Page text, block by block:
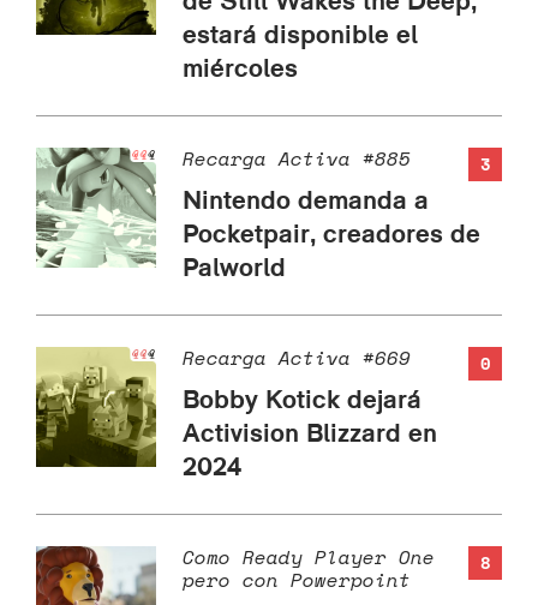
estará disponible el
miércoles
3
Recarga Activa #885
Nintendo demanda a
Pocketpair, creadores de
Palworld
0
Recarga Activa #669
Bobby Kotick dejará
Activision Blizzard en
2024
8
Como Ready Player One
pero con Powerpoint